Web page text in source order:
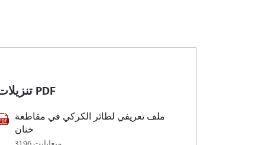
تنزيلات PDF
ملف تعريفي لطائر الكركي في مقاطعة
خنان